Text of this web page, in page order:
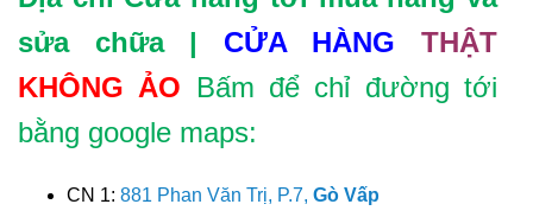
sửa chữa | CỬA HÀNG
THẬT
KHÔNG ẢO Bấm để chỉ đường tới
bằng google maps:
CN 1: 881 Phan Văn Trị, P.7, Gò Vấp